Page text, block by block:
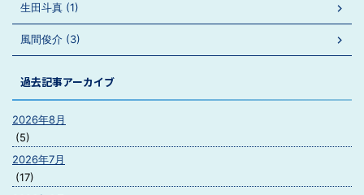
生田斗真 (1)
風間俊介 (3)
過去記事アーカイブ
2026年8月
(5)
2026年7月
(17)